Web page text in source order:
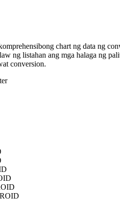
chart ng data ng
ng listahan ang mga halaga ng
conversion.